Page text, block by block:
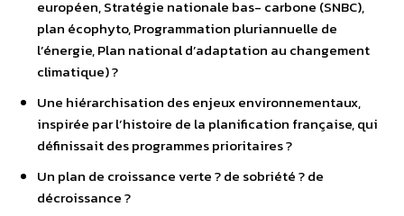
européen, Stratégie nationale bas- carbone (SNBC),
plan écophyto, Programmation pluriannuelle de
l’énergie, Plan national d’adaptation au changement
climatique) ?
Une hiérarchisation des enjeux environnementaux,
inspirée par l’histoire de la planification française, qui
définissait des programmes prioritaires ?
Un plan de croissance verte ? de sobriété ? de
décroissance ?